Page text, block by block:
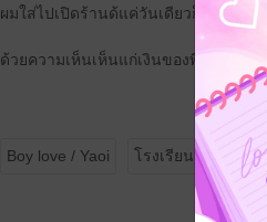
ผมใส่ไปเปิดร้านด้แค่วันเดียวก็ถูกชายค
ด้วยความเห็นเห็นแก่เงินของพี่ผมจึงต้อง
Boy love / Yaoi โรงเรียน